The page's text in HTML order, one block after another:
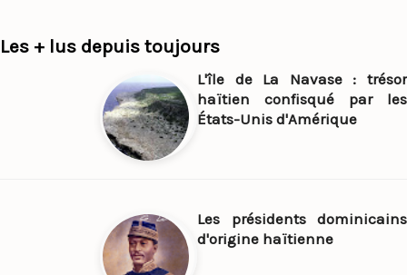
Les + lus depuis toujours
L'île de La Navase : trésor
haïtien confisqué par les
États-Unis d'Amérique
Les présidents dominicains
d'origine haïtienne